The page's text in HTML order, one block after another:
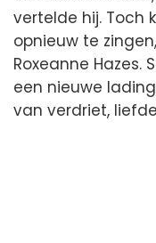
vertelde hij. Toch
opnieuw te
Roxeanne
een nieuwe
van verdriet,